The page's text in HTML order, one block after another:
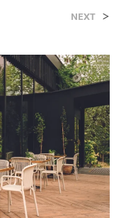
NEXT >